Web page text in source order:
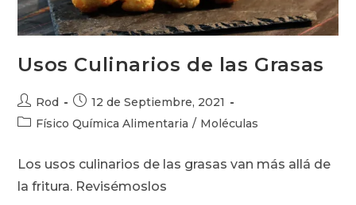
Usos Culinarios de las Grasas
Autor
de
Rod
Publicación
de
la
12 de Septiembre, 2021
Categoría
entrada:
Físico Química Alimentaria / Moléculas
Los usos culinarios de las grasas van más allá de
la fritura. Revisémoslos